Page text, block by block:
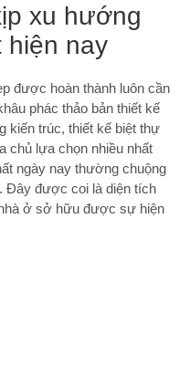
xu hướng
hiện nay
được hoàn thành luôn cần
phác thảo bản thiết kế
kiến trúc, thiết kế biệt thự
chủ lựa chọn nhiều nhất
ngày nay thường chuộng
Đây được coi là diện tích
ở sở hữu được sự hiện